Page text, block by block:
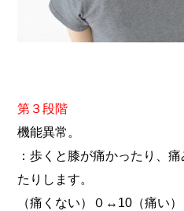
第３段階
機能異常。
：歩くと膝が痛かったり、
たりします。
（痛くない）０↔︎10（痛い）